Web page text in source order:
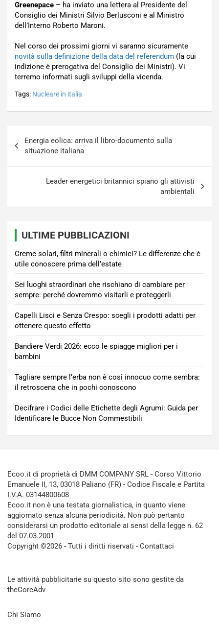
Greenepace – ha inviato una lettera al Presidente del
Consiglio dei Ministri Silvio Berlusconi e al Ministro
dell’Interno Roberto Maroni.
Nel corso dei prossimi giorni vi saranno sicuramente
novità sulla definizione della data del referendum (la cui
indizione è prerogativa del Consiglio dei Ministri). Vi
terremo informati sugli sviluppi della vicenda.
Tags: Nucleare in italia
articoli
Energia eolica: arriva il libro-documento sulla
situazione italiana
Leader energetici britannici spiano gli attivisti
ambientali
ULTIME PUBBLICAZIONI
Creme solari, filtri minerali o chimici? Le differenze che è
utile conoscere prima dell’estate
Sei luoghi straordinari che rischiano di cambiare per
sempre: perché dovremmo visitarli e proteggerli
Capelli Lisci e Senza Crespo: scegli i prodotti adatti per
ottenere questo effetto
Bandiere Verdi 2026: ecco le spiagge migliori per i
bambini
Tagliare sempre l’erba non è così innocuo come sembra:
il retroscena che in pochi conoscono
Decifrare i Codici delle Etichette degli Agrumi: Guida per
Identificare le Bucce Non Commestibili
Ecoo.it di proprietà di DMM COMPANY SRL - Corso Vittorio
Emanuele II, 13, 03018 Paliano (FR) - Codice Fiscale e Partita
I.V.A. 03144800608
Ecoo.it non è una testata giornalistica, in quanto viene
aggiornato senza alcuna periodicità. Non può pertanto
considerarsi un prodotto editoriale ai sensi della legge n. 62
del 07.03.2001
Copyright ©2026 - Tutti i diritti riservati - Contattaci
Le attività pubblicitarie su questo sito sono gestite da
theCoreAdv
Chi Siamo